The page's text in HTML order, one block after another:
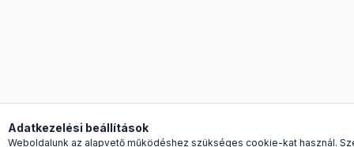
Adatkezelési beállítások
Weboldalunk az alapvető működéshez szükséges cookie-kat használ.